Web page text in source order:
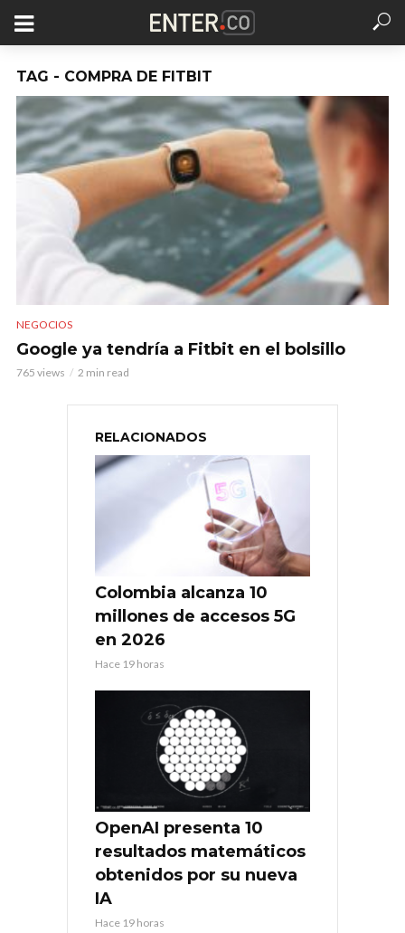
TAG - COMPRA DE FITBIT
NEGOCIOS
Google ya tendría a Fitbit en el bolsillo
765 views 2 min read
RELACIONADOS
Colombia alcanza 10
millones de accesos 5G
en 2026
Hace 19 horas
OpenAI presenta 10
resultados matemáticos
obtenidos por su nueva
IA
Hace 19 horas